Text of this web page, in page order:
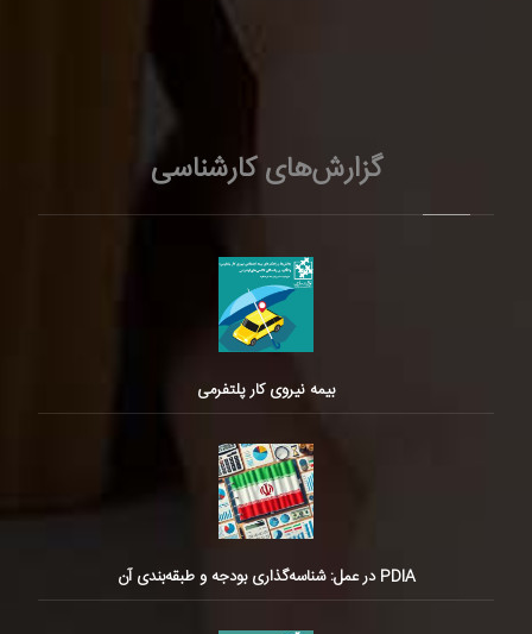
گزارش‌های کارشناسی
بیمه نیروی کار پلتفرمی
PDIA در عمل: شناسه‌گذاری بودجه و طبقه‌بندی آن